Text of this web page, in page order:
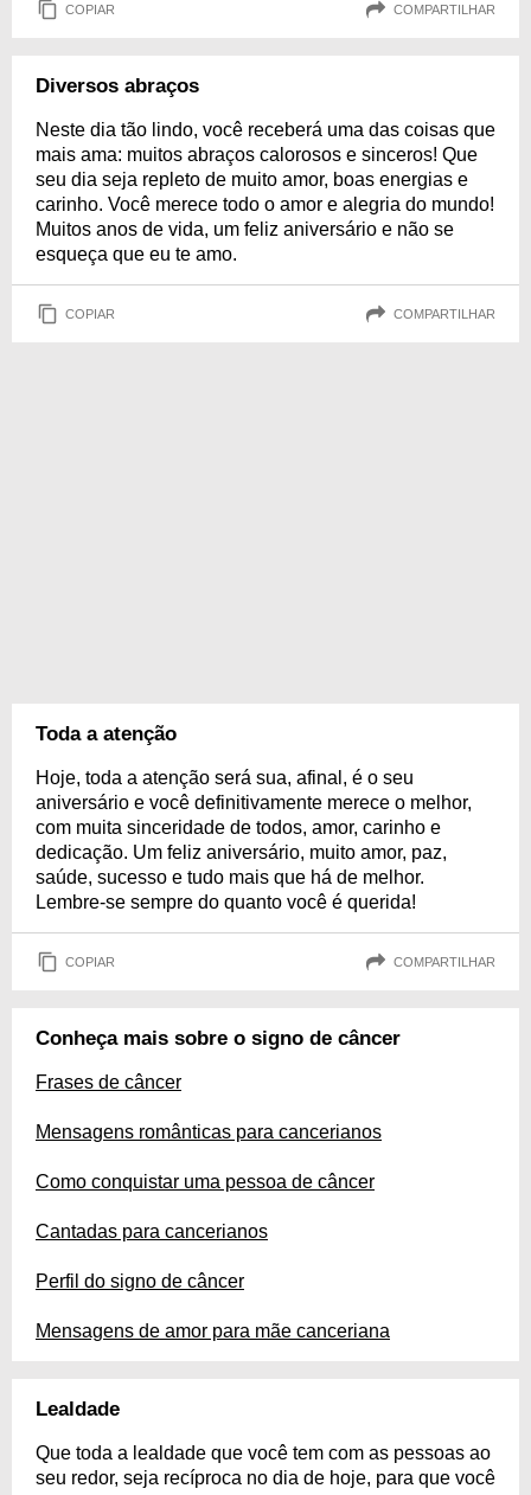
COPIAR COMPARTILHAR
Diversos abraços
Neste dia tão lindo, você receberá uma das coisas que
mais ama: muitos abraços calorosos e sinceros! Que
seu dia seja repleto de muito amor, boas energias e
carinho. Você merece todo o amor e alegria do mundo!
Muitos anos de vida, um feliz aniversário e não se
esqueça que eu te amo.
COPIAR COMPARTILHAR
Toda a atenção
Hoje, toda a atenção será sua, afinal, é o seu
aniversário e você definitivamente merece o melhor,
com muita sinceridade de todos, amor, carinho e
dedicação. Um feliz aniversário, muito amor, paz,
saúde, sucesso e tudo mais que há de melhor.
Lembre-se sempre do quanto você é querida!
COPIAR COMPARTILHAR
Conheça mais sobre o signo de câncer
Frases de câncer
Mensagens românticas para cancerianos
Como conquistar uma pessoa de câncer
Cantadas para cancerianos
Perfil do signo de câncer
Mensagens de amor para mãe canceriana
Lealdade
Que toda a lealdade que você tem com as pessoas ao
seu redor, seja recíproca no dia de hoje, para que você